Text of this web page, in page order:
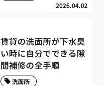
2026.04.02
賃貸の洗面所が下水臭
い時に自分でできる隙
間補修の全手順
洗面所